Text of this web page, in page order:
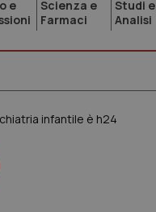
e
Scienza e
Farmaci
Studi e
Analisi
infantile è h24